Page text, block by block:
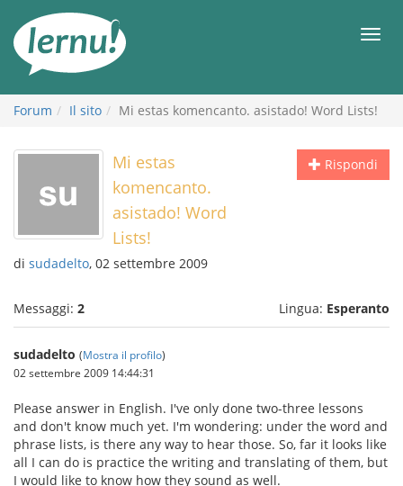
all’indice
Forum Il sito Mi estas komencanto. asistado! Word Lists!
Rispondi
Mi estas
komencanto.
asistado! Word
Lists!
di sudadelto, 02 settembre 2009
Messaggi: 2 Lingua: Esperanto
sudadelto (Mostra il profilo)
02 settembre 2009 14:44:31
Please answer in English. I've only done two-three lessons
and don't know much yet. I'm wondering: under the word and
phrase lists, is there any way to hear those. So, far it looks like
all I can do is practice the writing and translating of them, but
I would like to know how they sound as well.